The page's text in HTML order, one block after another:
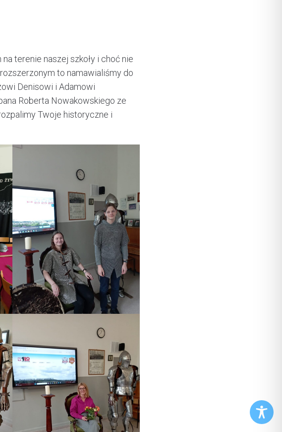
terenie naszej szkoły i choć nie
to namawialiśmy do
Denisowi i Adamowi
Roberta Nowakowskiego ze
Twoje historyczne i